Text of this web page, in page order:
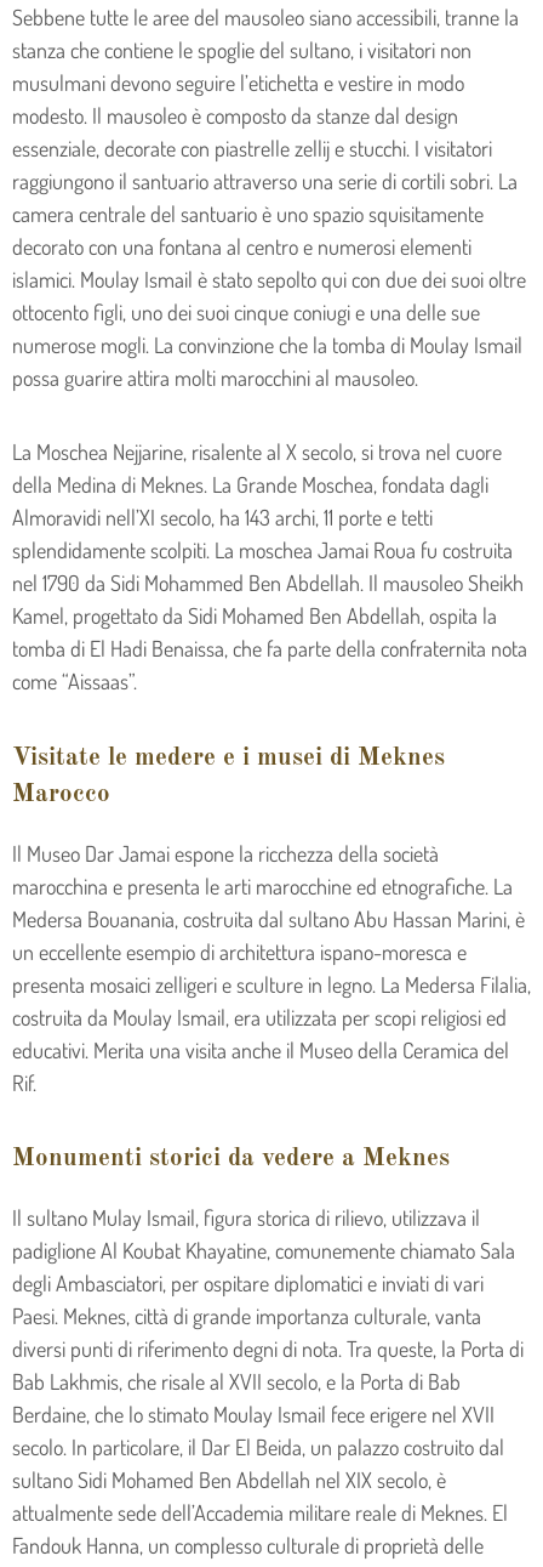
Sebbene tutte le aree del mausoleo siano accessibili, tranne la
stanza che contiene le spoglie del sultano, i visitatori non
musulmani devono seguire l’etichetta e vestire in modo
modesto. Il mausoleo è composto da stanze dal design
essenziale, decorate con piastrelle zellij e stucchi. I visitatori
raggiungono il santuario attraverso una serie di cortili sobri. La
camera centrale del santuario è uno spazio squisitamente
decorato con una fontana al centro e numerosi elementi
islamici. Moulay Ismail è stato sepolto qui con due dei suoi oltre
ottocento figli, uno dei suoi cinque coniugi e una delle sue
numerose mogli. La convinzione che la tomba di Moulay Ismail
possa guarire attira molti marocchini al mausoleo.
La Moschea Nejjarine, risalente al X secolo, si trova nel cuore
della Medina di Meknes. La Grande Moschea, fondata dagli
Almoravidi nell’XI secolo, ha 143 archi, 11 porte e tetti
splendidamente scolpiti. La moschea Jamai Roua fu costruita
nel 1790 da Sidi Mohammed Ben Abdellah. Il mausoleo Sheikh
Kamel, progettato da Sidi Mohamed Ben Abdellah, ospita la
tomba di El Hadi Benaissa, che fa parte della confraternita nota
come “Aissaas”.
Visitate le medere e i musei di Meknes
Marocco
Il Museo Dar Jamai espone la ricchezza della società
marocchina e presenta le arti marocchine ed etnografiche. La
Medersa Bouanania, costruita dal sultano Abu Hassan Marini, è
un eccellente esempio di architettura ispano-moresca e
presenta mosaici zelligeri e sculture in legno. La Medersa Filalia,
costruita da Moulay Ismail, era utilizzata per scopi religiosi ed
educativi. Merita una visita anche il Museo della Ceramica del
Rif.
Monumenti storici da vedere a Meknes
Il sultano Mulay Ismail, figura storica di rilievo, utilizzava il
padiglione Al Koubat Khayatine, comunemente chiamato Sala
degli Ambasciatori, per ospitare diplomatici e inviati di vari
Paesi. Meknes, città di grande importanza culturale, vanta
diversi punti di riferimento degni di nota. Tra queste, la Porta di
Bab Lakhmis, che risale al XVII secolo, e la Porta di Bab
Berdaine, che lo stimato Moulay Ismail fece erigere nel XVII
secolo. In particolare, il Dar El Beida, un palazzo costruito dal
sultano Sidi Mohamed Ben Abdellah nel XIX secolo, è
attualmente sede dell’Accademia militare reale di Meknes. El
Fandouk Hanna, un complesso culturale di proprietà delle